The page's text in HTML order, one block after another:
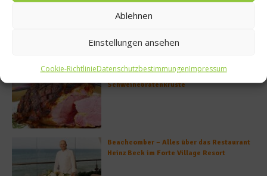
Ablehnen
Einstellungen ansehen
Cookie-RichtlinieDatenschutzbestimmungenImpressum
Rezept: Lachs-Ei-Röllchen
So bildet sich eine krosse
Schweinebratenkruste
Beachcomber – Alles über das Restaurant
Heinz Beck im Forte Village Resort